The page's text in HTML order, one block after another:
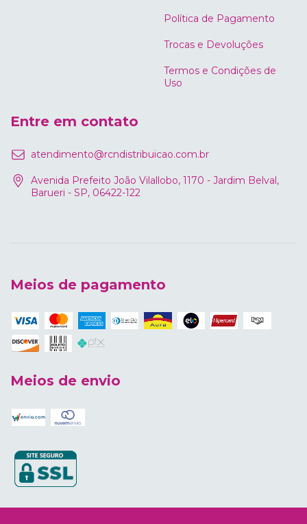
Política de Pagamento
Trocas e Devoluções
Termos e Condições de
Uso
Entre em contato
atendimento@rcndistribuicao.com.br
Avenida Prefeito João Vilallobo, 1170 - Jardim Belval,
Barueri - SP, 06422-122
Meios de pagamento
Meios de envio